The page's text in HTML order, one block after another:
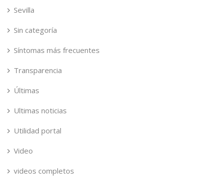
Sevilla
Sin categoría
Síntomas más frecuentes
Transparencia
Últimas
Ultimas noticias
Utilidad portal
Video
videos completos